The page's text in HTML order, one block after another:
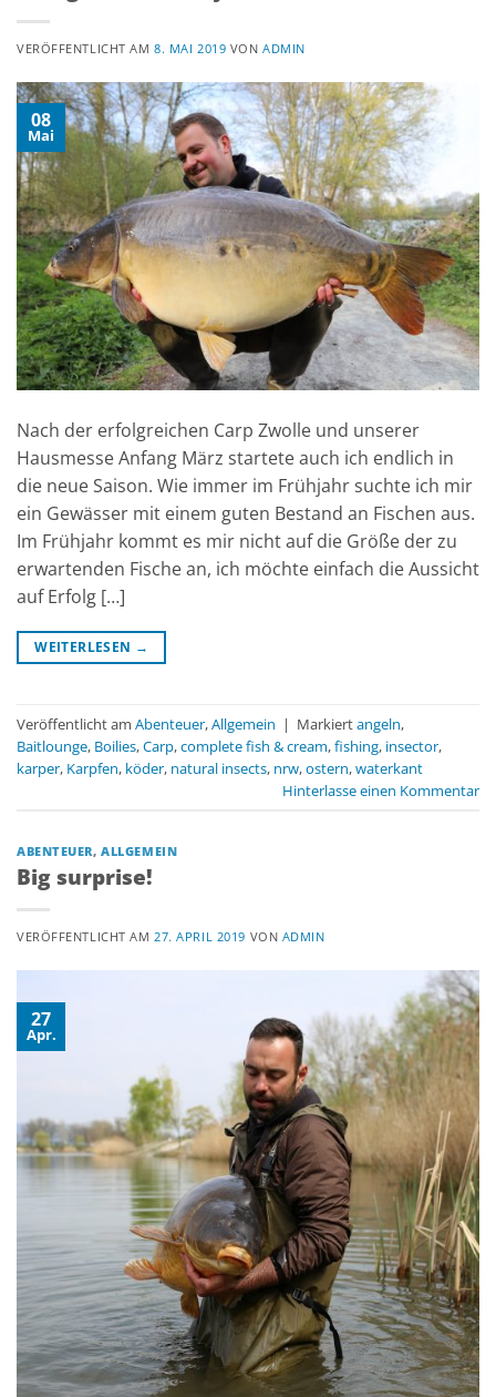
VERÖFFENTLICHT AM8. MAI 2019 VONADMIN
08
Mai
Nach der erfolgreichen Carp Zwolle und unserer
Hausmesse Anfang März startete auch ich endlich in
die neue Saison. Wie immer im Frühjahr suchte ich mir
ein Gewässer mit einem guten Bestand an Fischen aus.
Im Frühjahr kommt es mir nicht auf die Größe der zu
erwartenden Fische an, ich möchte einfach die Aussicht
auf Erfolg […]
WEITERLESEN →
Veröffentlicht am Abenteuer,Allgemein | Markiertangeln,
Baitlounge, Boilies,Carp,complete fish & cream,fishing, insector,
karper, Karpfen, köder, natural insects, nrw,ostern,waterkant
Hinterlasse einen Kommentar
ABENTEUER,ALLGEMEIN
Big surprise!
VERÖFFENTLICHT AM 27. APRIL 2019 VON ADMIN
27
Apr.